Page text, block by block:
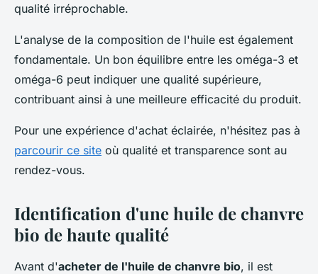
qualité irréprochable.
L'analyse de la composition de l'huile est également
fondamentale. Un bon équilibre entre les oméga-3 et
oméga-6 peut indiquer une qualité supérieure,
contribuant ainsi à une meilleure efficacité du produit.
Pour une expérience d'achat éclairée, n'hésitez pas à
parcourir ce site où qualité et transparence sont au
rendez-vous.
Identification d'une huile de chanvre
bio de haute qualité
Avant d'acheter de l'huile de chanvre bio, il est